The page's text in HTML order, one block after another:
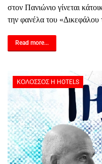
στον Πανιώνιο γίνεται
την φανέλα του
Read more...
ΚΟΛΟΣΣΌΣ H HOTELS